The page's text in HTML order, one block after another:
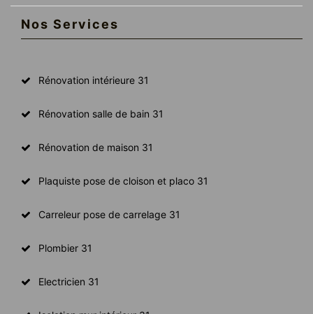
Nos Services
Rénovation intérieure 31
Rénovation salle de bain 31
Rénovation de maison 31
Plaquiste pose de cloison et placo 31
Carreleur pose de carrelage 31
Plombier 31
Electricien 31